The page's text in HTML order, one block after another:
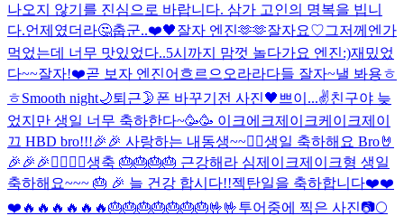
나오지 않기를 진심으로 바랍니다. 삼가 고인의 명복을 빕니
다.언제였더라🤔춥군..❤️🖤잘자 엔진🫶🫶잘자요♡그저께엔가
먹었는데 너무 맛있었다..5시까지 맘껏 놀다가요 엔진:)재밌었
다~~잘자!❤️곧 보자 엔진어흐르으오라라다들 잘자~낼 봐용ㅎ
ㅎSmooth night🌙퇴근🌛 폰 바꾸기전 사진🖤 쁘이...✌️친구야 늦
었지만 생일 너무 축하한다~🥳🥳 이크에크제이크케이크제이
끄 HBD bro!!!🎉🎉 사랑하는 내동생~~❤️‍🔥생일 축하해요 Bro🤘
🎉🎉🎉❤️‍🔥❤️‍🔥생축 🎂🎂🎂🎂 근강해라 심제이크제이크형 생일
축하해요~~~ 🎂 🎉 늘 건강 합시다!!젝탄일을 축하합니다❤️❤️
❤️🔥🔥🔥🔥🔥🔥🎂🎂🎂🎂🎂🎂🎂🤟🤟투어중에 찍은 사진📷🌕